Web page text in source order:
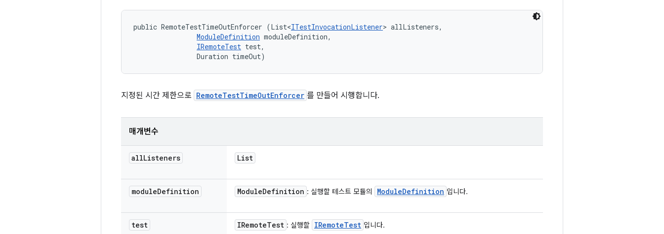
public RemoteTestTimeOutEnforcer (List<ITestInvocationListener> allListeners,
ModuleDefinition moduleDefinition,
IRemoteTest test,
                Duration timeOut)
지정된 시간 제한으로 RemoteTestTimeOutEnforcer 를 만들어 시행합니다.
매개변수
allListeners List
moduleDefinition ModuleDefinition : 실행할 테스트 모듈의 ModuleDefinition 입니다.
test IRemoteTest : 실행할 IRemoteTest 입니다.